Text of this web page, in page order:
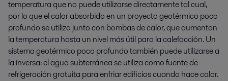
temperatura que no puede utilizarse directamente tal cual,
por lo que el calor absorbido en un proyecto geotérmico poco
profundo se utiliza junto con bombas de calor, que aumentan
la temperatura hasta un nivel más útil para la calefacción. Un
sistema geotérmico poco profundo también puede utilizarse a
la inversa: el agua subterránea se utiliza como fuente de
refrigeración gratuita para enfriar edificios cuando hace calor.